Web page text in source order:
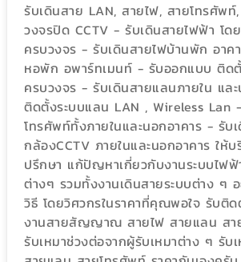
รับเดินสาย LAN, สายไฟ, สายโทรศัพ
วงจรปิด CCTV - รับเดินสายไฟฟ้า โ
ครบวงจร - รับเดินสายไฟบ้านพัก อาค
หอพัก อพาร์ทเมนท์ - รับออกแบบ ติดตั้
ครบวงจร - รับเดินสายแลนภายใน แล
ติดตั้งระบบแลน LAN , Wireless Lan
โทรศัพท์ทั้งภายในและนอกอาคาร - รั
กล้องCCTV ภายในและนอกอาคาร ให้
ปรึกษา แก้ปัญหาเกี่ยวกับงานระบบไฟฟ้
ต่างๆ รวมทั้งงานเดินสายระบบต่าง ๆ
วิธี โดยวิศวกรในราคาที่คุณพอใจ รับติด
งานสายสัญญาณ สายไฟ สายแลน สา
รับเหมาช่วงต่อจากผู้รับเหมาต่าง ๆ รับ